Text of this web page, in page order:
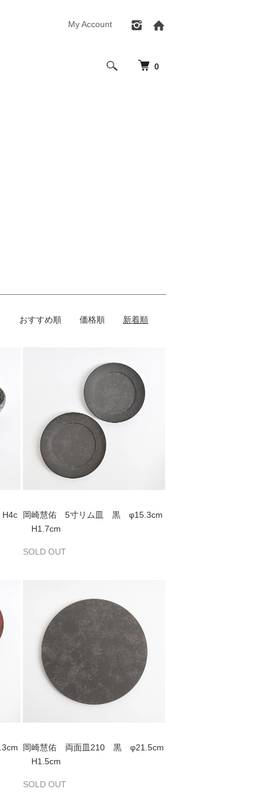
0
My Account
おすすめ順 価格順 新着順
岡崎慧佑 5寸リム皿 黒 φ15.3cm
H1.7cm
SOLD OUT
岡崎慧佑 両面皿210 黒 φ21.5cm
H1.5cm
SOLD OUT